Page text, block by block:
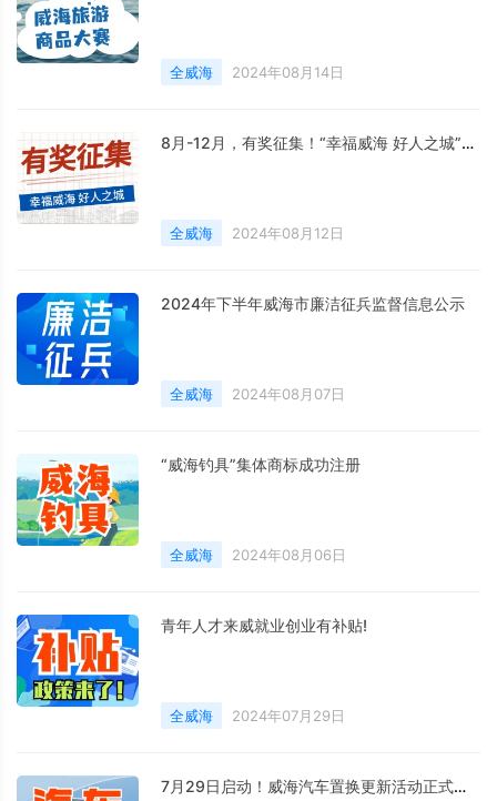
全威海 2024年08月14日
8月-12月，有奖征集！“幸福威海 好人之城”短视频征集活动邀您参与
全威海 2024年08月12日
2024年下半年威海市廉洁征兵监督信息公示
全威海 2024年08月07日
“威海钓具”集体商标成功注册
全威海 2024年08月06日
青年人才来威就业创业有补贴!
全威海 2024年07月29日
7月29日启动！威海汽车置换更新活动正式启动